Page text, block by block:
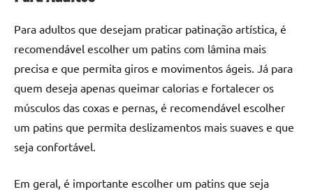
Para adultos que desejam praticar patinação artística, é
recomendável escolher um patins com lâmina mais
precisa e que permita giros e movimentos ágeis. Já para
quem deseja apenas queimar calorias e fortalecer os
músculos das coxas e pernas, é recomendável escolher
um patins que permita deslizamentos mais suaves e que
seja confortável.
Em geral, é importante escolher um patins que seja